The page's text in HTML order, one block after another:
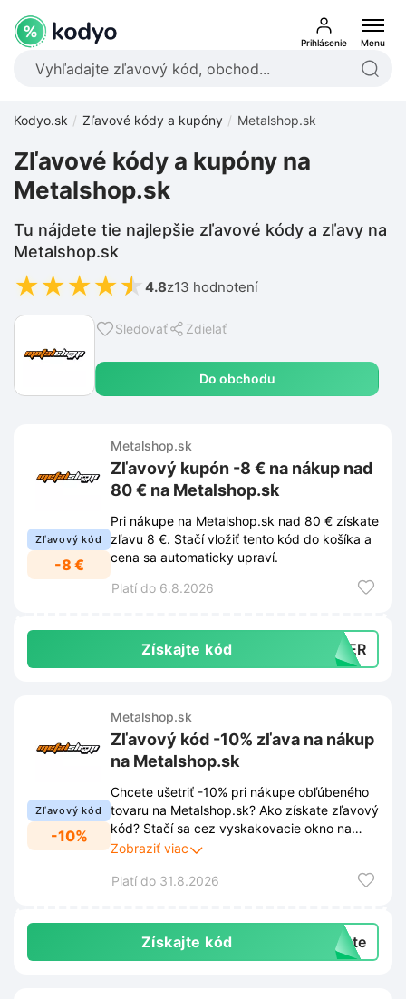
Prihlásenie Menu
Kodyo.sk Zľavové kódy a kupóny Metalshop.sk
Sledovať Zdielať
Do obchodu
Zľavové kódy a kupóny na
Metalshop.sk
Tu nájdete tie najlepšie zľavové kódy a zľavy na
Metalshop.sk
★★★★★ 4.8z13 hodnotení
Zľavový kód
-8 €
Metalshop.sk
Zľavový kupón -8 € na nákup nad
80 € na Metalshop.sk
Pri nákupe na Metalshop.sk nad 80 € získate
zľavu 8 €. Stačí vložiť tento kód do košíka a
cena sa automaticky upraví.
Platí do 6.8.2026
Získajte kód MMER
Zľavový kód
-10%
Metalshop.sk
Zľavový kód -10% zľava na nákup
na Metalshop.sk
Chcete ušetriť -10% pri nákupe obľúbeného
tovaru na Metalshop.sk? Ako získate zľavový
kód? Stačí sa cez vyskakovacie okno na
stránke prihlásiť k odberu newslettera a
neuniknú žiadne novinky, akcie ani
Zobraziť viac
Platí do 31.8.2026
Získajte kód exte